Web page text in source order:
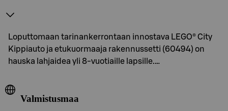
Loputtomaan tarinankerrontaan innostava LEGO® City
Kippiauto ja etukuormaaja rakennussetti (60494) on
hauska lahjaidea yli 8-vuotiaille lapsille.…
Valmistusmaa